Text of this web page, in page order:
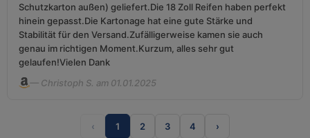
Schutzkarton außen) geliefert.Die 18 Zoll Reifen haben perfekt
hinein gepasst.Die Kartonage hat eine gute Stärke und
Stabilität für den Versand.Zufälligerweise kamen sie auch
genau im richtigen Moment.Kurzum, alles sehr gut
gelaufen!Vielen Dank
— Christoph S. am 01.01.2025
‹ 1 2 3 4 ›